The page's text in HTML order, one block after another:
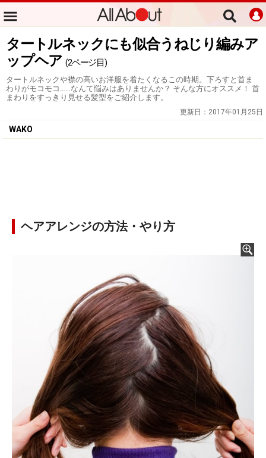
タートルネックにも似合うねじり編みア
ップヘア (2ページ目)
タートルネックや襟の高いお洋服を着たくなるこの時期。下ろすと首ま
わりがモコモコ……なんて悩みはありませんか？ そんな方にオススメ！ 首
まわりをすっきり見せる髪型をご紹介します。
更新日： 2017年01月25日
WAKO
ヘアアレンジの方法・やり方